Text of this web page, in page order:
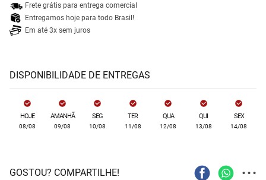
Frete grátis para entrega comercial
Entregamos hoje para todo Brasil!
Em até 3x sem juros
DISPONIBILIDADE DE ENTREGAS
HOJE
08/08
AMANHÃ
09/08
SEG
10/08
TER
11/08
QUA
12/08
QUI
13/08
SEX
14/08
GOSTOU? COMPARTILHE! ...